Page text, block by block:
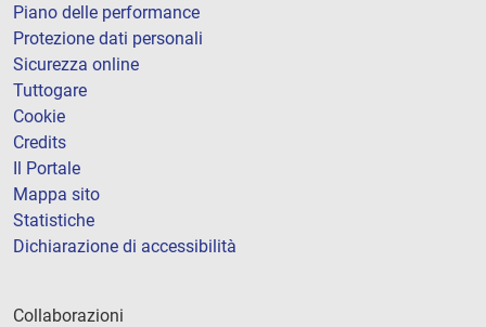
Piano delle performance
Protezione dati personali
Sicurezza online
Tuttogare
Cookie
Credits
Il Portale
Mappa sito
Statistiche
Dichiarazione di accessibilità
Collaborazioni